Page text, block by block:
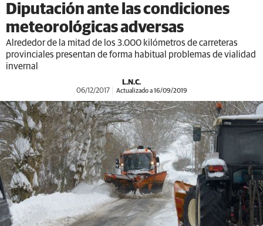
Diputación ante las condiciones
meteorológicas adversas
Alrededor de la mitad de los 3.000 kilómetros de carreteras
provinciales presentan de forma habitual problemas de vialidad
invernal
L.N.C.
06/12/2017 Actualizado a 16/09/2019